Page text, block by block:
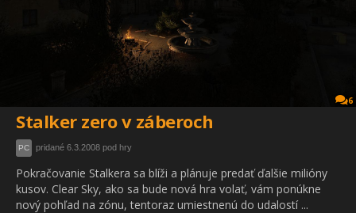
6
Stalker zero v záberoch
PC pridané 6.3.2008 pod hry
Pokračovanie Stalkera sa blíži a plánuje predať ďalšie milióny
kusov. Clear Sky, ako sa bude nová hra volať, vám ponúkne
nový pohľad na zónu, tentoraz umiestnenú do udalostí ...